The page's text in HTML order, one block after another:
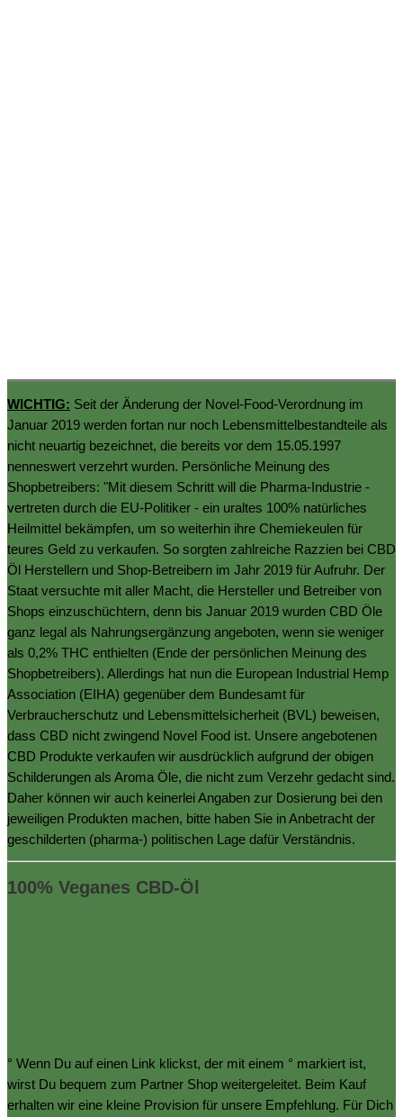
WICHTIG: Seit der Änderung der Novel-Food-Verordnung im
Januar 2019 werden fortan nur noch Lebensmittelbestandteile als
nicht neuartig bezeichnet, die bereits vor dem 15.05.1997
nenneswert verzehrt wurden. Persönliche Meinung des
Shopbetreibers: "Mit diesem Schritt will die Pharma-Industrie -
vertreten durch die EU-Politiker - ein uraltes 100% natürliches
Heilmittel bekämpfen, um so weiterhin ihre Chemiekeulen für
teures Geld zu verkaufen. So sorgten zahlreiche Razzien bei CBD
Öl Herstellern und Shop-Betreibern im Jahr 2019 für Aufruhr. Der
Staat versuchte mit aller Macht, die Hersteller und Betreiber von
Shops einzuschüchtern, denn bis Januar 2019 wurden CBD Öle
ganz legal als Nahrungsergänzung angeboten, wenn sie weniger
als 0,2% THC enthielten (Ende der persönlichen Meinung des
Shopbetreibers). Allerdings hat nun die European Industrial Hemp
Association (EIHA) gegenüber dem Bundesamt für
Verbraucherschutz und Lebensmittelsicherheit (BVL) beweisen,
dass CBD nicht zwingend Novel Food ist. Unsere angebotenen
CBD Produkte verkaufen wir ausdrücklich aufgrund der obigen
Schilderungen als Aroma Öle, die nicht zum Verzehr gedacht sind.
Daher können wir auch keinerlei Angaben zur Dosierung bei den
jeweiligen Produkten machen, bitte haben Sie in Anbetracht der
geschilderten (pharma-) politischen Lage dafür Verständnis.
100% Veganes CBD-Öl
° Wenn Du auf einen Link klickst, der mit einem ° markiert ist,
wirst Du bequem zum Partner Shop weitergeleitet. Beim Kauf
erhalten wir eine kleine Provision für unsere Empfehlung. Für Dich